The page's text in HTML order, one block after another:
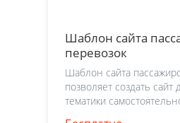
Шаблон сайта
перевозок
Шаблон сайта
позволяет создать сайт
тематики